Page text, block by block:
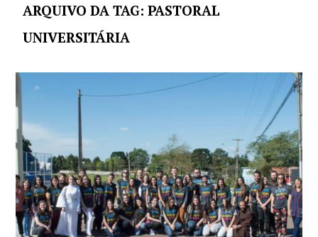
ARQUIVO DA TAG: PASTORAL
UNIVERSITÁRIA